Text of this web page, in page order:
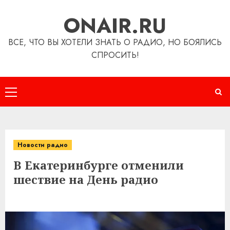
ONAIR.RU
ВСЕ, ЧТО ВЫ ХОТЕЛИ ЗНАТЬ О РАДИО, НО БОЯЛИСЬ
СПРОСИТЬ!
Основное
меню
Новости радио
В Екатеринбурге отменили
шествие на День радио